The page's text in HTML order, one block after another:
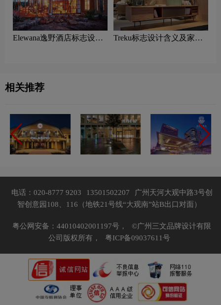
Elewana逸野酒店标志设计
Treku标志设计含义及家具
相关推荐
电话：020-8777 9203 13501502207
广州天河大观中路3号创
智创意园108、116（地铁21号线“大观南”站B出口对面）
粤公网安备：44010402001197号，
©广州三文品牌设计有限
公司版权所有，
粤ICP备09037611号